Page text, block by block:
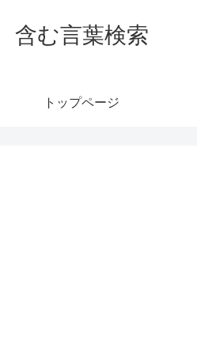
含む言葉検索
トップページ